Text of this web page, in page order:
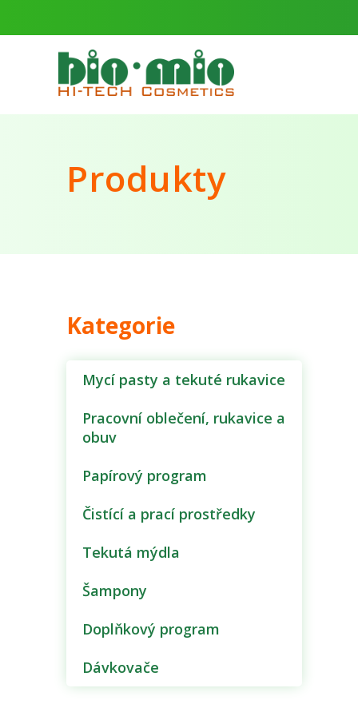
Produkty
Kategorie
Mycí pasty a tekuté rukavice
Pracovní oblečení, rukavice a
obuv
Papírový program
Čistící a prací prostředky
Tekutá mýdla
Šampony
Doplňkový program
Dávkovače